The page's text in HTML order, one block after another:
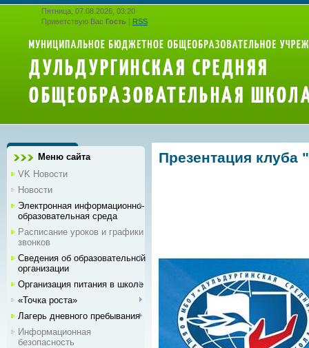
Пятница, 07.08.2026, 03:20
Приветствую Вас Гость | RSS
Меню сайта
VK Новости
Новости
Электронная информационно-
образовательная среда
Расписание уроков и графики
звонков
Сведения об образовательной
организации
Организация питания в школе
«Точка роста»
Лагерь дневного пребывания
Информационная
безопасность
Презентация